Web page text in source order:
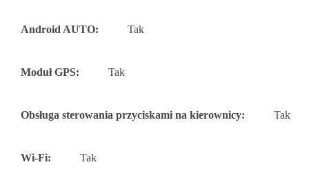
Android AUTO: Tak
Moduł GPS: Tak
Obsługa sterowania przyciskami na kierownicy: Tak
Wi-Fi: Tak